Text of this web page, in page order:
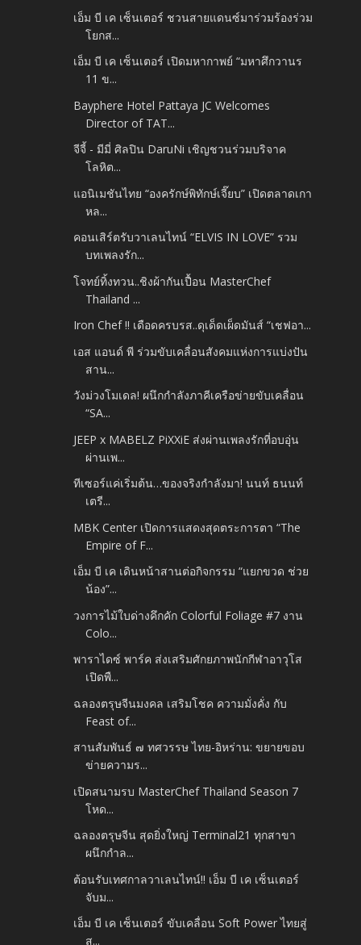
เอ็ม บี เค เซ็นเตอร์ ชวนสายแดนซ์มาร่วมร้องร่วม
โยกส...
เอ็ม บี เค เซ็นเตอร์ เปิดมหากาพย์ “มหาศึกวานร
11 ข...
Bayphere Hotel Pattaya JC Welcomes
Director of TAT...
จีจี้ - มีมี่ ศิลปิน DaruNi เชิญชวนร่วมบริจาค
โลหิต...
แอนิเมชันไทย “องครักษ์พิทักษ์เจี๊ยบ” เปิดตลาดเกา
หล...
คอนเสิร์ตรับวาเลนไทน์ “ELVIS IN LOVE” รวม
บทเพลงรัก...
โจทย์ทิ้งทวน..ชิงผ้ากันเปื้อน MasterChef
Thailand ...
Iron Chef !! เดือดครบรส..ดุเด็ดเผ็ดมันส์ “เชฟอา...
เอส แอนด์ พี ร่วมขับเคลื่อนสังคมแห่งการแบ่งปัน
สาน...
วังม่วงโมเดล! ผนึกกำลังภาคีเครือข่ายขับเคลื่อน
“SA...
JEEP x MABELZ PiXXiE ส่งผ่านเพลงรักที่อบอุ่น
ผ่านเพ...
ทีเซอร์แค่เริ่มต้น…ของจริงกำลังมา! นนท์ ธนนท์
เตรี...
MBK Center เปิดการแสดงสุดตระการตา “The
Empire of F...
เอ็ม บี เค เดินหน้าสานต่อกิจกรรม “แยกขวด ช่วย
น้อง”...
วงการไม้ใบด่างคึกคัก Colorful Foliage #7 งาน
Colo...
พาราไดซ์ พาร์ค ส่งเสริมศักยภาพนักกีฬาอาวุโส
เปิดพื...
ฉลองตรุษจีนมงคล เสริมโชค ความมั่งคั่ง กับ
Feast of...
สานสัมพันธ์ ๗ ทศวรรษ ไทย-อิหร่าน: ขยายขอบ
ข่ายความร...
เปิดสนามรบ MasterChef Thailand Season 7
โหด...
ฉลองตรุษจีน สุดยิ่งใหญ่ Terminal21 ทุกสาขา
ผนึกกำล...
ต้อนรับเทศกาลวาเลนไทน์!! เอ็ม บี เค เซ็นเตอร์
จับม...
เอ็ม บี เค เซ็นเตอร์ ขับเคลื่อน Soft Power ไทยสู่
ส...